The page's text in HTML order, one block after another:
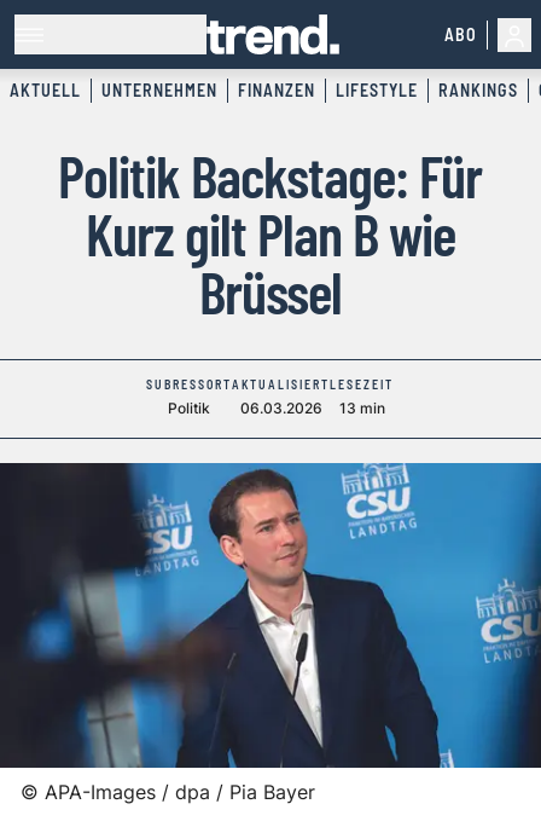
ABO
AKTUELL UNTERNEHMEN FINANZEN LIFESTYLE RANKINGS
Politik Backstage: Für
Kurz gilt Plan B wie
Brüssel
SUBRESSORT
Politik
AKTUALISIERT
06.03.2026
LESEZEIT
13 min
© APA-Images / dpa / Pia Bayer